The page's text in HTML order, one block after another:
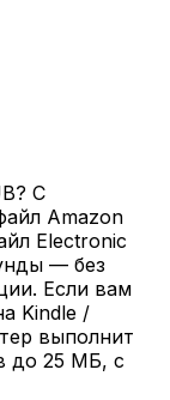
С
Amazon
Electronic
— без
Если вам
Kindle /
выполнит
до 25 МБ, с